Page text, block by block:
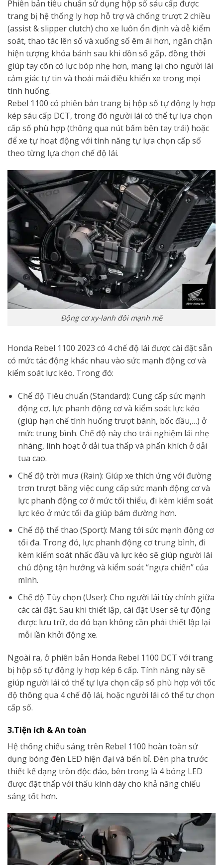
Phiên bản tiêu chuẩn sử dụng hộp số sáu cấp được
trang bị hệ thống ly hợp hỗ trợ và chống trượt 2 chiều
(assist & slipper clutch) cho xe luôn ổn định và dễ kiểm
soát, thao tác lên số và xuống số êm ái hơn, ngăn chặn
hiện tượng khóa bánh sau khi dồn số gấp, đồng thời
giúp tay côn có lực bóp nhẹ hơn, mang lại cho người lái
cảm giác tự tin và thoải mái điều khiển xe trong mọi
tình huống.
Rebel 1100 có phiên bản trang bị hộp số tự động ly hợp
kép sáu cấp DCT, trong đó người lái có thể tự lựa chọn
cấp số phù hợp (thông qua nút bấm bên tay trái) hoặc
để xe tự hoạt động với tính năng tự lựa chọn cấp số
theo từng lựa chọn chế độ lái.
Động cơ xy-lanh đôi mạnh mẽ
Honda Rebel 1100 2023 có 4 chế độ lái được cài đặt sẵn
có mức tác động khác nhau vào sức mạnh động cơ và
kiểm soát lực kéo. Trong đó:
Chế độ Tiêu chuẩn (Standard): Cung cấp sức mạnh
động cơ, lực phanh động cơ và kiểm soát lực kéo
(giúp hạn chế tình huống trượt bánh, bốc đầu,…) ở
mức trung bình. Chế độ này cho trải nghiệm lái nhẹ
nhàng, linh hoạt ở dải tua thấp và phấn khích ở dải
tua cao.
Chế độ trời mưa (Rain): Giúp xe thích ứng với đường
trơn trượt bằng việc cung cấp sức mạnh động cơ và
lực phanh động cơ ở mức tối thiểu, đi kèm kiểm soát
lực kéo ở mức tối đa giúp bám đường hơn.
Chế độ thể thao (Sport): Mang tới sức mạnh động cơ
tối đa. Trong đó, lực phanh động cơ trung bình, đi
kèm kiểm soát nhấc đầu và lực kéo sẽ giúp người lái
chủ động tận hưởng và kiểm soát “ngựa chiến” của
mình.
Chế độ Tùy chọn (User): Cho người lái tùy chỉnh giữa
các cài đặt. Sau khi thiết lập, cài đặt User sẽ tự động
được lưu trữ, do đó bạn không cần phải thiết lập lại
mỗi lần khởi động xe.
Ngoài ra, ở phiên bản Honda Rebel 1100 DCT với trang
bị hộp số tự động ly hợp kép 6 cấp. Tính năng này sẽ
giúp người lái có thể tự lựa chọn cấp số phù hợp với tốc
độ thông qua 4 chế độ lái, hoặc người lái có thể tự chọn
cấp số.
3.Tiện ích & An toàn
Hệ thống chiếu sáng trên Rebel 1100 hoàn toàn sử
dụng bóng đèn LED hiện đại và bển bỉ. Đèn pha trước
thiết kế dạng tròn độc đáo, bên trong là 4 bóng LED
được đặt thấp với thấu kính dày cho khả năng chiếu
sáng tốt hơn.